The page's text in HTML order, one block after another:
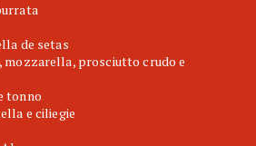
de setas
mozzarella, prosciutto crudo e
tonno
e ciliegie